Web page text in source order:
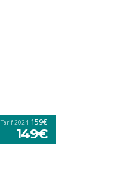
Tarif 2024 159€
149€